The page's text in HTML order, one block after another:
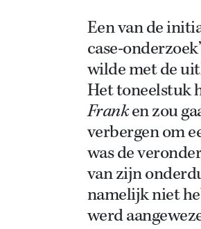
Een van de
case-
wilde met de
Het toneelstuk
Franken zou
verbergen om
was de
van zijn
namelijk niet
werd